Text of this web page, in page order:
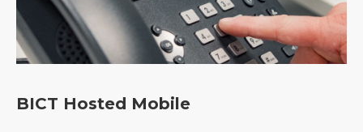
BICT Hosted Mobile